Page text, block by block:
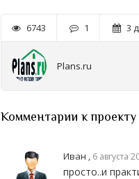
6743 1 3
Plans.ru
Комментарии к
Иван , 6 августа
просто..и